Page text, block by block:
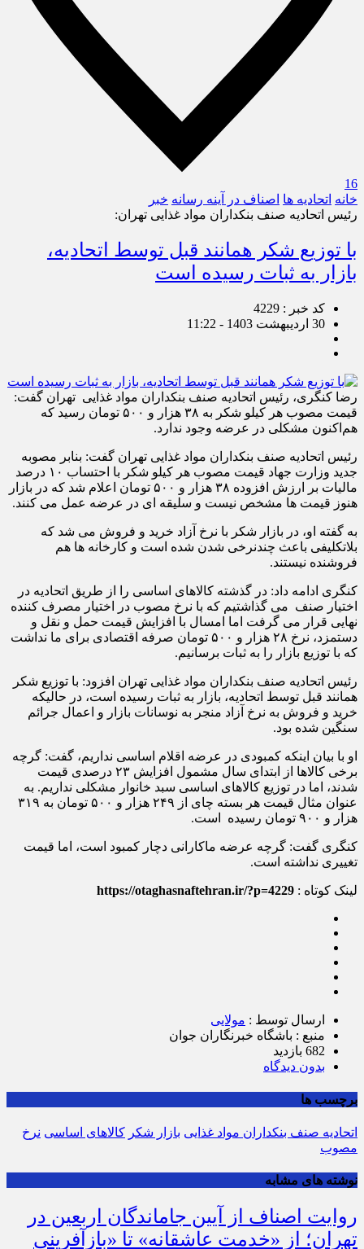
16
خانه اتحادیه ها اصناف در آینه رسانه خبر
رئیس اتحادیه صنف بنکداران مواد غذایی تهران:
با توزیع شکر همانند قبل توسط اتحادیه،
بازار به ثبات رسیده است
کد خبر : 4229
30 اردیبهشت 1403 - 11:22
رضا کنگری، رئیس اتحادیه صنف بنکداران مواد غذایی تهران گفت:
قیمت مصوب هر کیلو شکر به ۳۸ هزار و ۵۰۰ تومان رسید که
هم‌اکنون مشکلی در عرضه وجود ندارد.
رئیس اتحادیه صنف بنکداران مواد غذایی تهران گفت: بنابر مصوبه
جدید وزارت جهاد قیمت مصوب هر کیلو شکر با احتساب ۱۰ درصد
مالیات بر ارزش افزوده ۳۸ هزار و ۵۰۰ تومان اعلام شد که در بازار
هنوز قیمت ها مشخص نیست و سلیقه ای در عرضه عمل می کنند.
به گفته او، در بازار شکر با نرخ آزاد خرید و فروش می شد که
بلاتکلیفی باعث چندنرخی شدن شده است و کارخانه ها هم
فروشنده نیستند.
کنگری ادامه داد: در گذشته کالاهای اساسی را از طریق اتحادیه در
اختیار صنف می گذاشتیم که با نرخ مصوب در اختیار مصرف کننده
نهایی قرار می گرفت اما امسال با افزایش قیمت حمل و نقل و
دستمزد، نرخ ۲۸ هزار و ۵۰۰ تومان صرفه اقتصادی برای ما نداشت
که با توزیع بازار را به ثبات برسانیم.
رئیس اتحادیه صنف بنکداران مواد غذایی تهران افزود: با توزیع شکر
همانند قبل توسط اتحادیه، بازار به ثبات رسیده است، در حالیکه
خرید و فروش به نرخ آزاد منجر به نوسانات بازار و اعمال جرائم
سنگین شده بود.
او با بیان اینکه کمبودی در عرضه اقلام اساسی نداریم، گفت: گرچه
برخی کالاها از ابتدای سال مشمول افزایش ۲۳ درصدی قیمت
شدند، اما در توزیع کالاهای اساسی سبد خانوار مشکلی نداریم. به
عنوان مثال قیمت هر بسته چای از ۲۴۹ هزار و ۵۰۰ تومان به ۳۱۹
هزار و ۹۰۰ تومان رسیده است.
کنگری گفت: گرچه عرضه ماکارانی دچار کمبود است، اما قیمت
تغییری نداشته است‌.
لینک کوتاه : https://otaghasnaftehran.ir/?p=4229
ارسال توسط : مولایی
منبع : باشگاه خبرنگاران جوان
682 بازدید
بدون دیدگاه
برچسب ها
اتحادیه صنف بنکداران مواد غذایی بازار شکر کالاهای اساسی نرخ
مصوب
نوشته های مشابه
روایت اصناف از آیین جاماندگان اربعین در
تهران؛ از «خدمت عاشقانه» تا «بازآفرینی